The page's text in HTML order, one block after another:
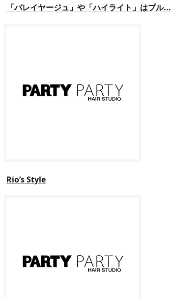
「バレイヤージュ」や「ハイライト」はプル...
Rio’s Style